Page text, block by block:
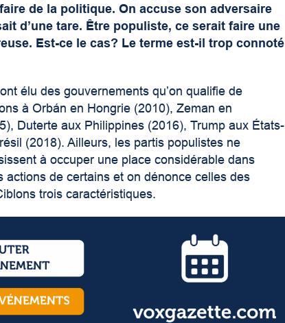
de la politique. On accuse son adversaire
d’une tare. Être populiste, ce serait faire une
Est-ce le cas? Le terme est-il trop connoté
élu des gouvernements qu’on qualifie de
à Orbán en Hongrie (2010), Zeman en
Duterte aux Philippines (2016), Trump aux États-
(2018). Ailleurs, les partis populistes ne
à occuper une place considérable dans
actions de certains et on dénonce celles des
trois caractéristiques.